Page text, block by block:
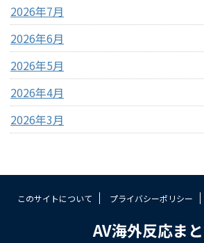
2026年7月
2026年6月
2026年5月
2026年4月
2026年3月
このサイトについて プライバシーポリシー
AV海外反応ま